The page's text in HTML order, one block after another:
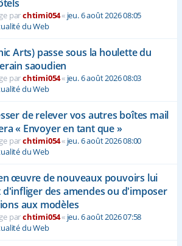
parchtimi054« jeu. 6 août 2026 08:05
du Web
Arts) passe sous la houlette du
saoudien
parchtimi054« jeu. 6 août 2026 08:03
du Web
de relever vos autres boîtes mail
« Envoyer en tant que »
parchtimi054« jeu. 6 août 2026 08:00
du Web
œuvre de nouveaux pouvoirs lui
des amendes ou d'imposer
aux modèles
parchtimi054« jeu. 6 août 2026 07:58
du Web